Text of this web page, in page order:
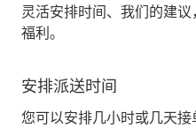
灵活安排时间、我们的建
福利。
安排派送时间
您可以安排几小时或几天